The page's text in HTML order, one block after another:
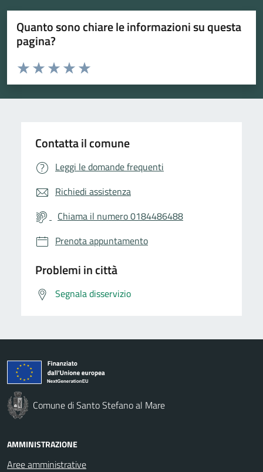
Quanto sono chiare le informazioni su questa
pagina?
Valuta da 1 a 5 stelle la pagina
Valuta 5 stelle su 5
Valuta 4 stelle su 5
Valuta 3 stelle su 5
Valuta 2 stelle su 5
Valuta 1 stelle su 5
Contatta il comune
Leggi le domande frequenti
Richiedi assistenza
Chiama il numero 0184486488
Prenota appuntamento
Problemi in città
Segnala disservizio
Comune di Santo Stefano al Mare
AMMINISTRAZIONE
Aree amministrative